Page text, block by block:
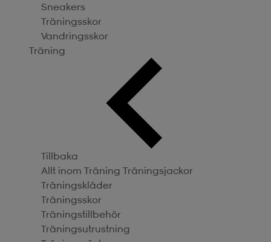
Sneakers
Träningsskor
Vandringsskor
Träning
Tillbaka
Allt inom Träning Träningsjackor
Träningskläder
Träningsskor
Träningstillbehör
Träningsutrustning